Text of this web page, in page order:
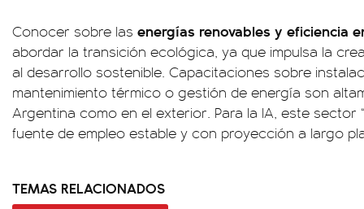
Conocer sobre las energías renovables y eficiencia
abordar la transición ecológica, ya que impulsa la
al desarrollo sostenible. Capacitaciones sobre
mantenimiento térmico o gestión de energía son
Argentina como en el exterior. Para la IA, este sector
fuente de empleo estable y con proyección a largo
TEMAS RELACIONADOS